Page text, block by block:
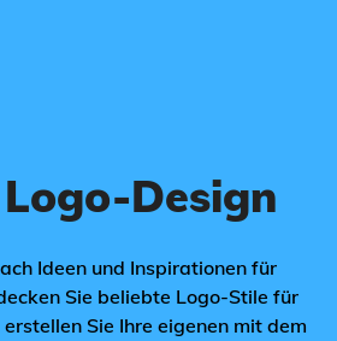
Design
Ideen und Inspirationen für
Sie beliebte Logo-Stile für
Sie Ihre eigenen mit dem